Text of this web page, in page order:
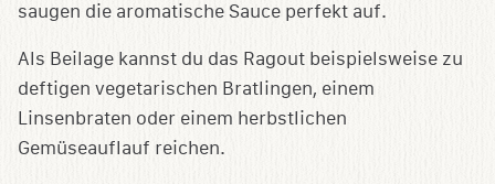
saugen die aromatische Sauce perfekt auf.
Als Beilage kannst du das Ragout beispielsweise zu
deftigen vegetarischen Bratlingen, einem
Linsenbraten oder einem herbstlichen
Gemüseauflauf reichen.